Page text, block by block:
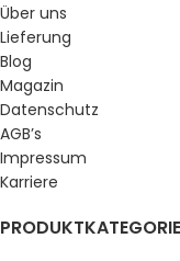
Über uns
Lieferung
Blog
Magazin
Datenschutz
AGB’s
Impressum
Karriere